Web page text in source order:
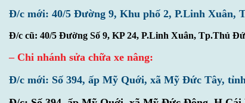
Đ/c mới: 40/5 Đường 9, Khu phố 2, P.Linh Xuân,
Đ/c cũ: 40/5 Đường Số 9, KP 24, P.Linh Xuân, Tp.Thủ
– Chi nhánh sửa chữa xe nâng:
Đ/c mới: Số 394, ấp Mỹ Quới, xã Mỹ Đức Tây,